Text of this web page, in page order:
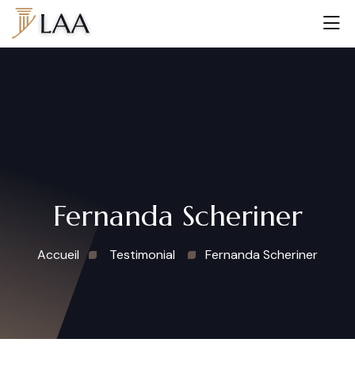
Fernanda Scheriner
Accueil Testimonial Fernanda Scheriner